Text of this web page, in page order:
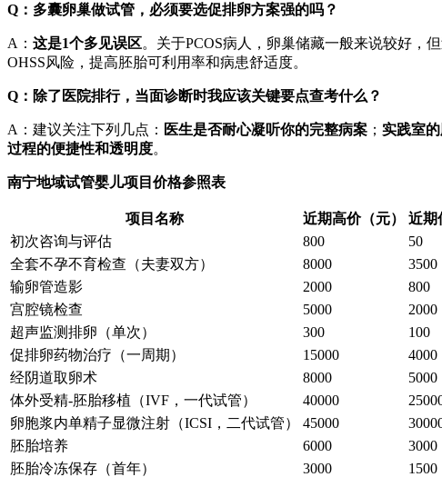
Q：多囊卵巢做试管，必须要选促排卵方案强的吗？
A： 这是1个多见误区。关于PCOS病人，卵巢储藏一般来说较好，
OHSS风险，提高胚胎可利用率和病患舒适度。
Q：除了医院排行，当面诊断时我应该关键要点查考什么？
A：建议关注下列几点： 医生是否耐心凝听你的完整病案 ； 实践室
过程的便捷性和透明度。
南宁地域试管婴儿项目价格参照表
项目名称 近期高价（元） 近期
初次咨询与评估
800 50
全套不孕不育检查（夫妻双方）
8000 3500
输卵管造影
2000 800
宫腔镜检查
5000 2000
超声监测排卵（单次）
300 100
促排卵药物治疗（一周期）
15000 4000
经阴道取卵术
8000 5000
体外受精-胚胎移植（IVF，一代试管）
40000
卵胞浆内单精子显微注射（ICSI，二代试管）
45000
胚胎培养
6000 3000
胚胎冷冻保存（首年）
3000 1500